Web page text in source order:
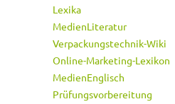
Lexika
MedienLiteratur
Verpackungstechnik-Wiki
Online-Marketing-Lexikon
MedienEnglisch
Prüfungsvorbereitung